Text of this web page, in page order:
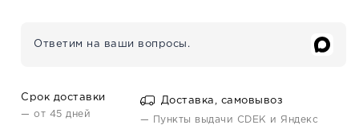
Ответим на ваши вопросы.
Срок доставки
— от 45 дней
Доставка, самовывоз
— Пункты выдачи CDEK и Яндекс